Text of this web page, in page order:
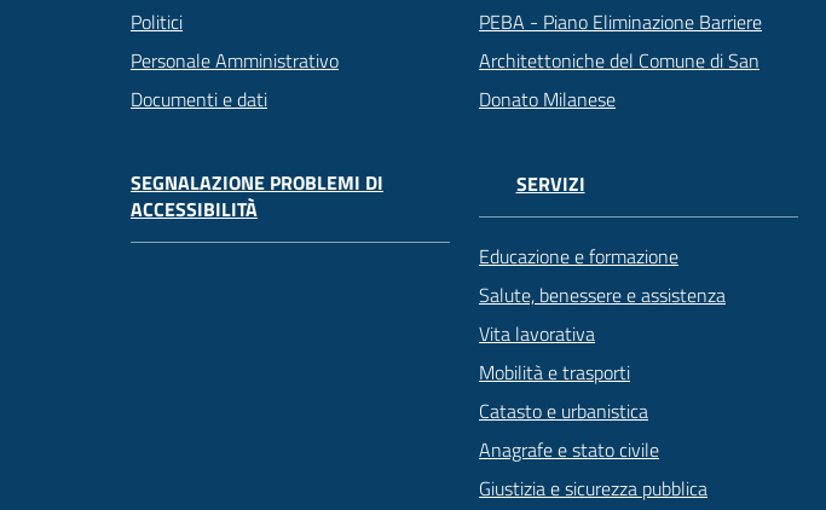
Politici
Personale Amministrativo
Documenti e dati
PEBA - Piano Eliminazione Barriere
Architettoniche del Comune di San
Donato Milanese
SEGNALAZIONE PROBLEMI DI
ACCESSIBILITÀ
SERVIZI
Educazione e formazione
Salute, benessere e assistenza
Vita lavorativa
Mobilità e trasporti
Catasto e urbanistica
Anagrafe e stato civile
Giustizia e sicurezza pubblica